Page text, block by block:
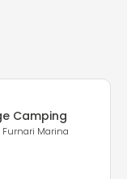
Camping
Marina